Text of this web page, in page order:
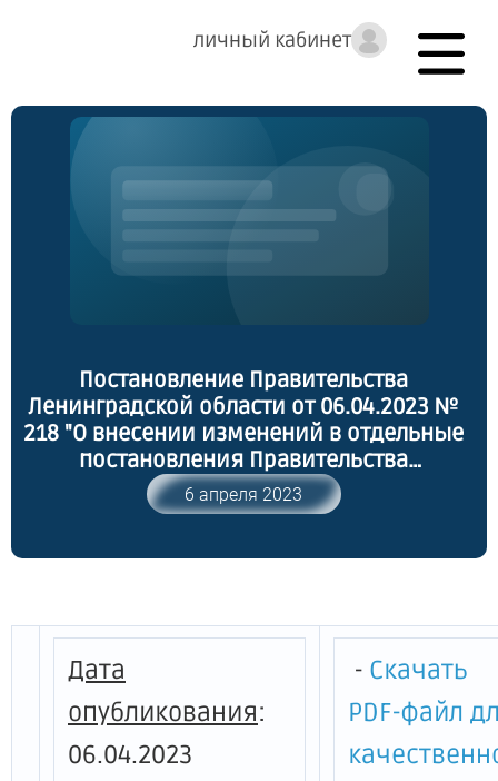
личный кабинет
Постановление Правительства
Ленинградской области от 06.04.2023 №
218 "О внесении изменений в отдельные
постановления Правительства
Ленинградской области"
6 апреля 2023
Дата
опубликования:
06.04.2023
- Скачать
PDF-файл